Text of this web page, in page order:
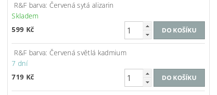
R&F barva: Červená sytá alizarin
Skladem
599 Kč
R&F barva: Červená světlá kadmium
7 dní
719 Kč